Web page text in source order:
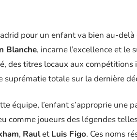
pour un enfant va bien au-delà
Blanche, incarne l’excellence et le
des titres locaux aux
totale sur la dernière
équipe, l’enfant s’approprie une
comme joueurs des légendes
, Raulet Luis Figo. Ces noms